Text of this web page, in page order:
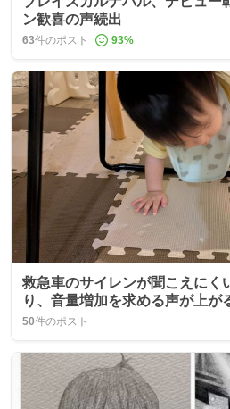
ン歓喜の声続出
63件のポスト 93%
救急車のサイレンが聞こえにく
り、音量増加を求める声が上が
50件のポスト